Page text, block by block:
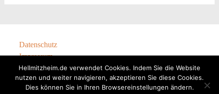
Datenschutz
Impressum
Hellmitzheim.de verwendet Cookies. Indem Sie die Website
nutzen und weiter navigieren, akzeptieren Sie diese Cookies.
Dies können Sie in Ihren Browsereinstellungen ändern.